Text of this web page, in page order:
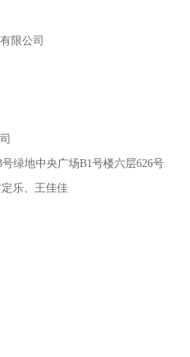
限公司
司
号绿地中央广场B1号楼六层626号
乐、王佳佳